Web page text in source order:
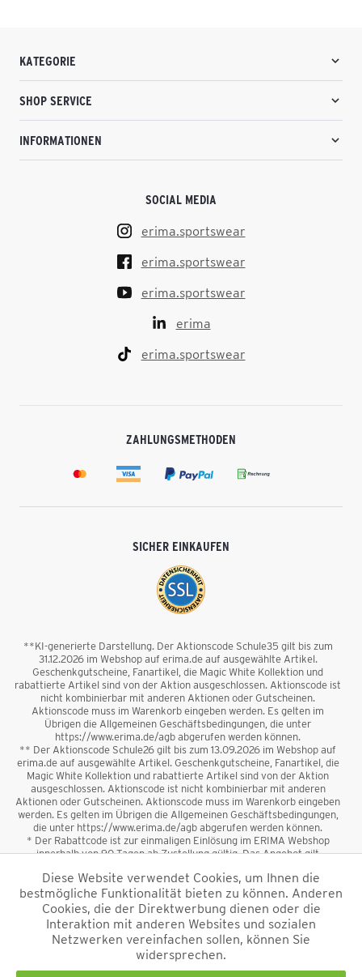
KATEGORIE
SHOP SERVICE
INFORMATIONEN
SOCIAL MEDIA
erima.sportswear
erima.sportswear
erima.sportswear
erima
erima.sportswear
ZAHLUNGSMETHODEN
SICHER EINKAUFEN
**KI-generierte Darstellung. Der Aktionscode Schule35 gilt bis zum
31.12.2026 im Webshop auf erima.de auf ausgewählte Artikel.
Geschenkgutscheine, Fanartikel, die Magic White Kollektion und
rabattierte Artikel sind von der Aktion ausgeschlossen. Aktionscode ist
nicht kombinierbar mit anderen Aktionen oder Gutscheinen.
Aktionscode muss im Warenkorb eingeben werden. Es gelten im
Übrigen die Allgemeinen Geschäftsbedingungen, die unter
https://www.erima.de/agb abgerufen werden können.
** Der Aktionscode Schule26 gilt bis zum 13.09.2026 im Webshop auf
erima.de auf ausgewählte Artikel. Geschenkgutscheine, Fanartikel, die
Magic White Kollektion und rabattierte Artikel sind von der Aktion
ausgeschlossen. Aktionscode ist nicht kombinierbar mit anderen
Aktionen oder Gutscheinen. Aktionscode muss im Warenkorb eingeben
werden. Es gelten im Übrigen die Allgemeinen Geschäftsbedingungen,
die unter https://www.erima.de/agb abgerufen werden können.
* Der Rabattcode ist zur einmaligen Einlösung im ERIMA Webshop
innerhalb von 90 Tagen ab Zustellung gültig. Das Angebot gilt
sowie Geschenkgutscheine sind vom Rabatt ausgeschlossen. Der
Rabattcode ist nicht mit anderen Aktionen oder Gutscheinen
kombinierbar. Der Mindestbestellwert beträgt 50 €
*Alle Preise verstehen sich inkl. Mehrwertsteuer und zzgl.
und ggf. Nachnahmegebühren, wenn nicht anders
beschrieben.
Diese Website verwendet Cookies, um Ihnen die
bestmögliche Funktionalität bieten zu können. Anderen
Cookies, die der Direktwerbung dienen oder die
Interaktion mit anderen Websites und sozialen
Netzwerken vereinfachen sollen, können Sie
widersprechen.